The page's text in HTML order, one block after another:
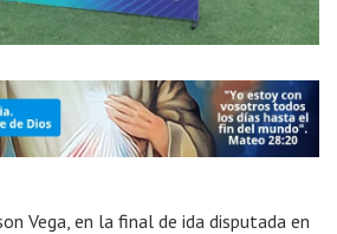
Vega, en la final de ida disputada en